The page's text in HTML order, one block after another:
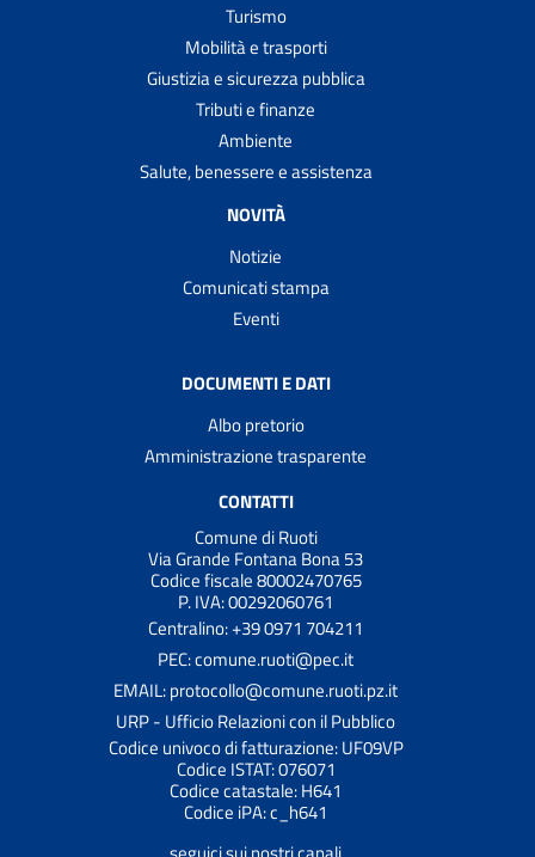
Turismo
Mobilità e trasporti
Giustizia e sicurezza pubblica
Tributi e finanze
Ambiente
Salute, benessere e assistenza
NOVITÀ
Notizie
Comunicati stampa
Eventi
DOCUMENTI E DATI
Albo pretorio
Amministrazione trasparente
CONTATTI
Comune di Ruoti
Via Grande Fontana Bona 53
Codice fiscale 80002470765
P. IVA: 00292060761
Centralino: +39 0971 704211
PEC: comune.ruoti@pec.it
EMAIL: protocollo@comune.ruoti.pz.it
URP - Ufficio Relazioni con il Pubblico
Codice univoco di fatturazione: UF09VP
Codice ISTAT: 076071
Codice catastale: H641
Codice iPA: c_h641